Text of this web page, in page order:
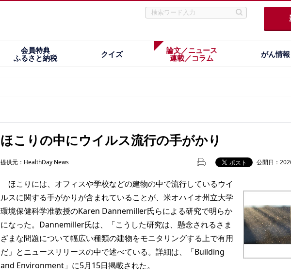
会員特典
ふるさと納税
クイズ
論文／ニュース
連載／コラム
がん情報
ほこりの中にウイルス流行の手がかり
提供元： HealthDay News 公開日：
ほこりには、オフィスや学校などの建物の中で流行しているウイ
ルスに関する手がかりが含まれていることが、米オハイオ州立大学
環境保健科学准教授のKaren Dannemiller氏らによる研究で明らか
になった。Dannemiller氏は、「こうした研究は、懸念されるさま
ざまな問題について幅広い種類の建物をモニタリングする上で有用
だ」とニュースリリースの中で述べている。詳細は、「Building
and Environment」に5月15日掲載された。